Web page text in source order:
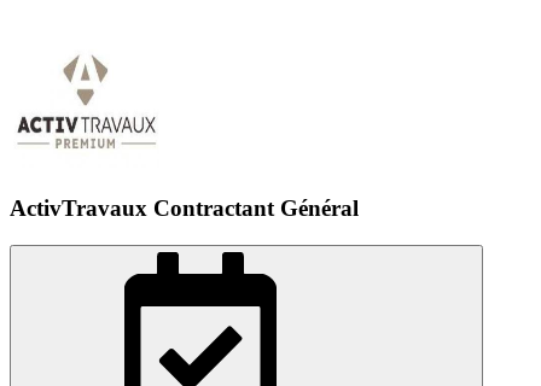
ActivTravaux Contractant Général